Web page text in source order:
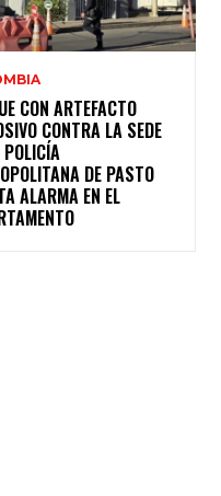
CON ARTEFACTO
CONTRA LA SEDE
POLICÍA
DE PASTO
ALARMA EN EL